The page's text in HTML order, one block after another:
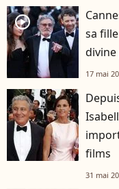
player2
sa
17 mai
films
31 mai